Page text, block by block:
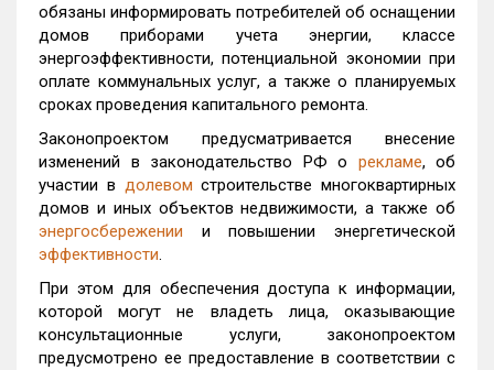
обязаны информировать потребителей об оснащении
домов приборами учета энергии, классе
энергоэффективности, потенциальной экономии при
оплате коммунальных услуг, а также о планируемых
сроках проведения капитального ремонта.
Законопроектом предусматривается внесение
изменений в законодательство РФ о рекламе, об
участии в долевом строительстве многоквартирных
домов и иных объектов недвижимости, а также об
энергосбережении и повышении энергетической
эффективности.
При этом для обеспечения доступа к информации,
которой могут не владеть лица, оказывающие
консультационные услуги, законопроектом
предусмотрено ее предоставление в соответствии с